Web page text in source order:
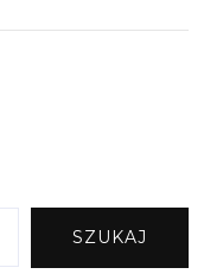
SZUKAJ